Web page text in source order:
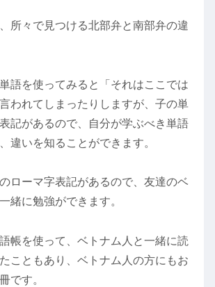
所々で見つける北部弁と南部弁の違
語を使ってみると「それはここでは
われてしまったりしますが、子の単
記があるので、自分が学ぶべき単語
違いを知ることができます。
ローマ字表記があるので、友達のベ
緒に勉強ができます。
帳を使って、ベトナム人と一緒に読
こともあり、ベトナム人の方にもお
です。